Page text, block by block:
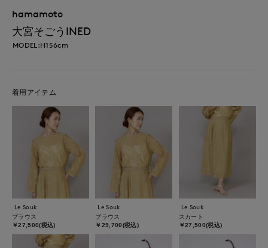
hamamoto
大宮そごうINED
MODEL:H156cm
着用アイテム
Le Souk
ブラウス
￥27,500(税込)
Le Souk
ブラウス
￥29,700(税込)
Le Souk
スカート
￥27,500(税込)